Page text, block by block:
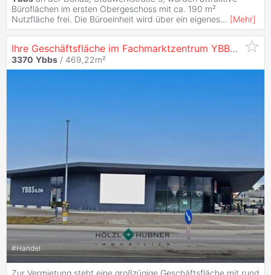
Büroflächen im ersten Obergeschoss mit ca. 190 m²
Nutzfläche frei. Die Büroeinheit wird über ein eigenes... [Mehr]
Ihre Geschäftsfläche im Fachmarktzentrum YBBSilon
3370 Ybbs / 469,22m²
#Handel
Zur Vermietung steht eine großzügige Geschäftsfläche mit rund